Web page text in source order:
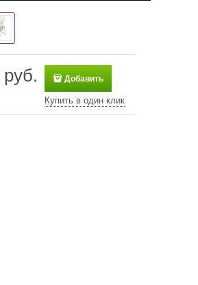
руб. Добавить
Купить в один клик